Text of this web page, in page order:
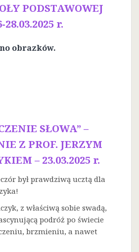
PODSTAWOWEJ
28.03.2025 r.
obrazków.
SŁOWA” –
Z PROF. JERZYM
– 23.03.2025 r.
był prawdziwą ucztą dla
z właściwą sobie swadą,
podróż po świecie
brzmieniu, a nawet